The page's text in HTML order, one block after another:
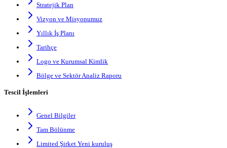
Stratejik Plan
Vizyon ve Misyonumuz
Yıllık İş Planı
Tarihçe
Logo ve Kurumsal Kimlik
Bölge ve Sektör Analiz Raporu
Tescil İşlemleri
Genel Bilgiler
Tam Bölünme
Limited Şirket Yeni kuruluş